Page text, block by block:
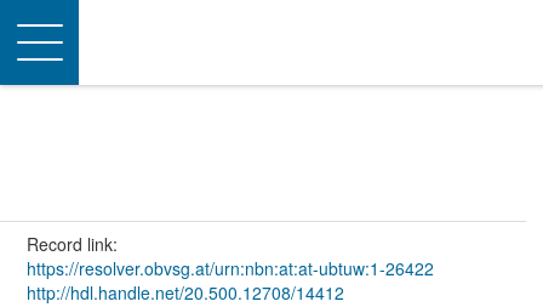
Toggle
navigation
Record link:
https://resolver.obvsg.at/urn:nbn:at:at-ubtuw:1-26422
http://hdl.handle.net/20.500.12708/14412